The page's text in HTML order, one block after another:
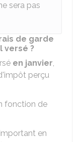
sera pas
de garde
versé ?
en janvier,
perçu
fonction de
en